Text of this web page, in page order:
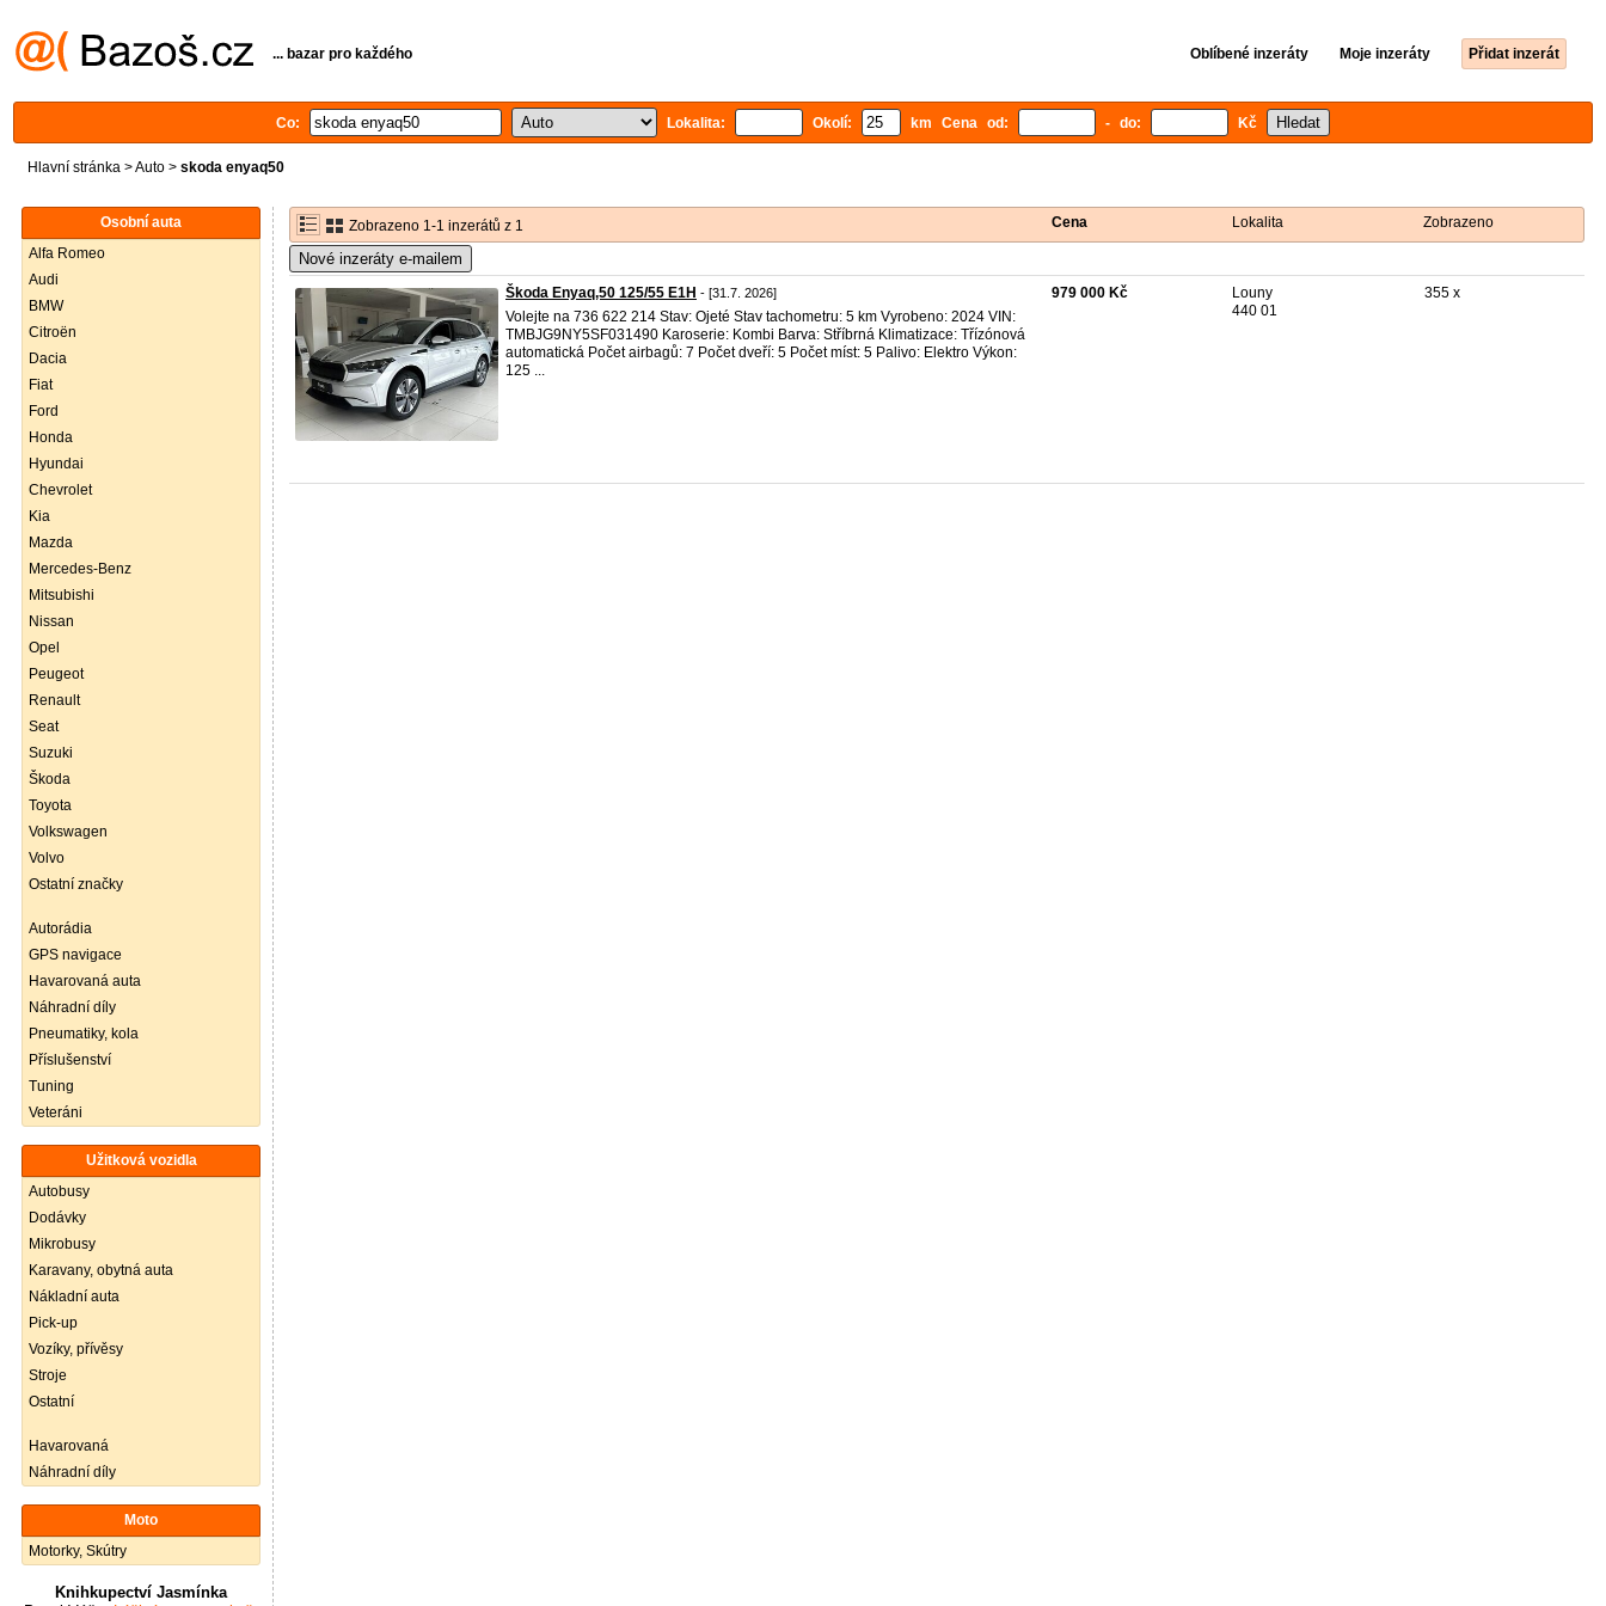
... bazar pro každého Oblíbené inzeráty Moje inzeráty Přidat inzerát
Co: Lokalita: Okolí: km Cena od: - do: Kč
Hlavní stránka >Auto > skoda enyaq50
Osobní auta
Alfa Romeo
Audi
BMW
Citroën
Dacia
Fiat
Ford
Honda
Hyundai
Chevrolet
Kia
Mazda
Mercedes-Benz
Mitsubishi
Nissan
Opel
Peugeot
Renault
Seat
Suzuki
Škoda
Toyota
Volkswagen
Volvo
Ostatní značky
Autorádia
GPS navigace
Havarovaná auta
Náhradní díly
Pneumatiky, kola
Příslušenství
Tuning
Veteráni
Užitková vozidla
Autobusy
Dodávky
Mikrobusy
Karavany, obytná auta
Nákladní auta
Pick-up
Vozíky, přívěsy
Stroje
Ostatní
Havarovaná
Náhradní díly
Moto
Motorky, Skútry
Knihkupectví Jasmínka
Zobrazeno 1-1 inzerátů z 1 Cena Lokalita Zobrazeno
Nové inzeráty e-mailem
Škoda Enyaq,50 125/55 E1H - [31.7. 2026]
Volejte na 736 622 214 Stav: Ojeté Stav tachometru: 5 km Vyrobeno: 2024 VIN:
TMBJG9NY5SF031490 Karoserie: Kombi Barva: Stříbrná Klimatizace: Třízónová
automatická Počet airbagů: 7 Počet dveří: 5 Počet míst: 5 Palivo: Elektro Výkon:
125 ...
979 000 Kč
Louny
440 01
355 x